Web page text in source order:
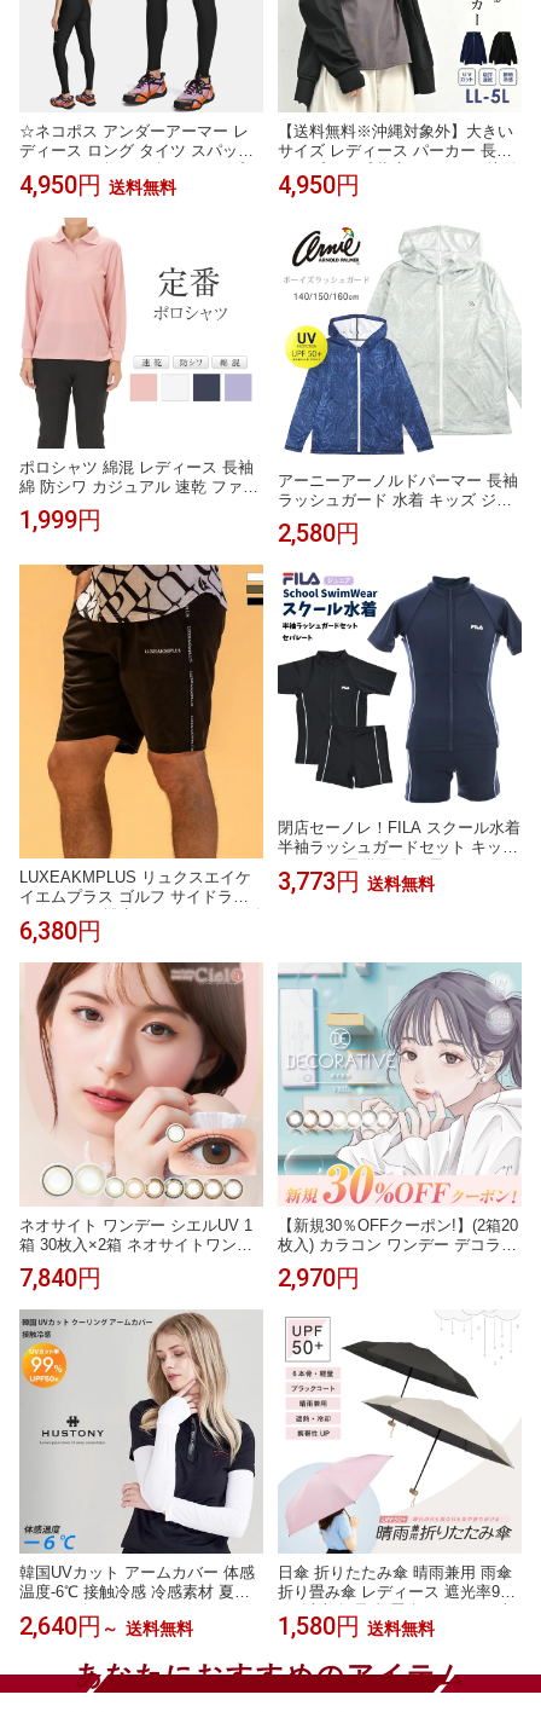
☆ネコポス アンダーアーマー レ
ディース ロング タイツ スパッツ
UA ヒートギア レギンス コンプレ
ッション ベースレイヤー 吸汗速
UVカット トレーニング ランニン
グ ジム フィットネス ヨガ UNDE
R ARMOUR 6010002
4,950円 送料無料
【送料無料※沖縄対象外】大きい
サイズ レディース パーカー 長袖
ジップアップ 指穴 UVカット 接触
冷感 吸汗速乾 羽織り トップス U
ぽっちゃり女子 プラスサイズ
4,950円
ポロシャツ 綿混 レディース 長袖
綿 防シワ カジュアル 速乾 ファッ
ション プレゼント UVカット 吸汗
速乾 女性用 ゆったり 無地 仕事 長
作業用
1,999円
アーニーアーノルドパーマー 長袖
ラッシュガード 水着 キッズ ジュ
ニア 140 150 160 ホワイト ネイビ
ー 793683 Arnie Arnold Palmer フ
ップ ファスナー UPF50+ UVカッ
ト 紫外線防止 日焼け防止 白 紺
2,580円
LUXEAKMPLUS リュクスエイケ
イエムプラス ゴルフ サイドライ
おしゃれ かっこいい ブランド ゴ
6,380円
閉店セーノレ！FILA スクール水着
半袖ラッシュガードセット キッズ
ジュニア 子供用 女の子 UVカット
3,773円 送料無料
ネオサイト ワンデー シエルUV 1
箱 30枚入×2箱 ネオサイトワンデ
ー シエル UV 1day 30枚 5枚 カラ
コン DIA14.2 BC8.6 含水率42.5 U
非球面設計 ラップイン構造 色素
が触れにくい 自然な発色 ナチュ
盛り ちゅるん 透明感 ぼかしフチ
裸眼風
7,840円
【新規30％OFFクーポン!】(2箱20
枚入) カラコン ワンデー デコラテ
ィブアイズヴェール 度あり 度な
し UVカット 1day 1日交換 使い捨
モイスト カラーコンタクトレンズ
14.1mm
2,970円
韓国UVカット アームカバー 体感
温度-6℃ 接触冷感 冷感素材 夏用
クール ゴルフ テニス スポーツ 日
焼け防止 紫外線対策 吸汗速乾 GO
性 男性 手の甲 レディース アーム
ウォーマー
2,640円 ～ 送料無料
日傘 折りたたみ傘 晴雨兼用 雨傘
折り畳み傘 レディース 遮光率99.
9％以上 軽量 折畳傘 UPF50+ 6本
骨 UVカット 紫外線 遮熱 日焼け
ンプル かわいい 熱中症対策 コン
パクト 男女兼用 メンズ スマホサ
1,580円 送料無料
あなたにおすすめのアイテム